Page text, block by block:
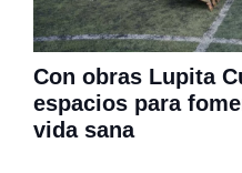
Con obras Lupita
espacios para
vida sana